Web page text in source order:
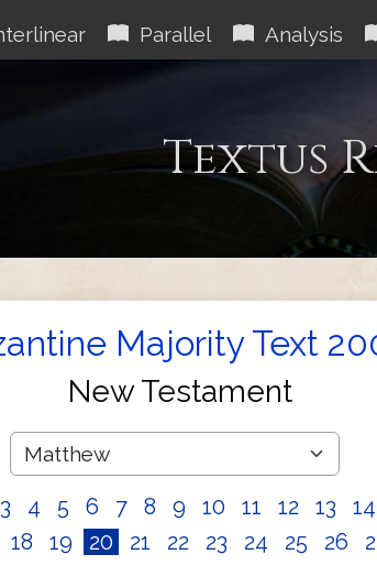
Parallel Analysis
Textus
Majority Text
New Testament
3 4 5 6 7 8 9 10 11 12 13 14
18 19 20 21 22 23 24 25 26